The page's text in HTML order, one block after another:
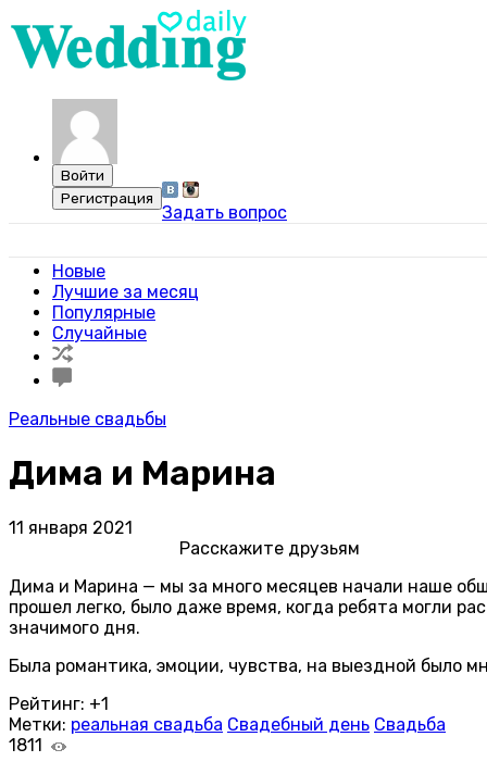
Задать вопрос
Новые
Лучшие за месяц
Популярные
Случайные
Реальные свадьбы
Дима и Марина
11 января 2021
Расскажите друзьям
Дима и Марина — мы за много месяцев начали наше
прошел легко, было даже время, когда ребята могли
значимого дня.
Была романтика, эмоции, чувства, на выездной было
Рейтинг: +1
Метки: реальная свадьба Свадебный день Свадьба
1811